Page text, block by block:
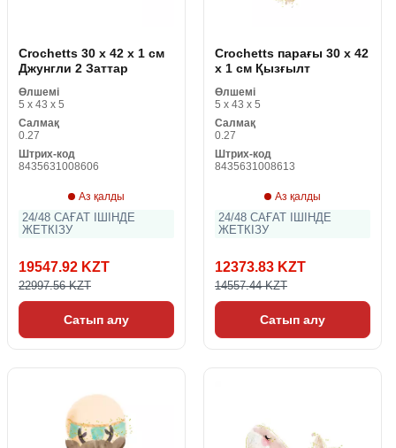
Crochetts 30 x 42 x 1 см
Джунгли 2 Заттар
Өлшемі
5 x 43 x 5
Салмақ
0.27
Штрих-код
8435631008606
Аз қалды
24/48 САҒАТ ІШІНДЕ
ЖЕТКІЗУ
19547.92 KZT
22997.56 KZT
Сатып алу
Crochetts парағы 30 x 42
x 1 см Қызғылт
Өлшемі
5 x 43 x 5
Салмақ
0.27
Штрих-код
8435631008613
Аз қалды
24/48 САҒАТ ІШІНДЕ
ЖЕТКІЗУ
12373.83 KZT
14557.44 KZT
Сатып алу